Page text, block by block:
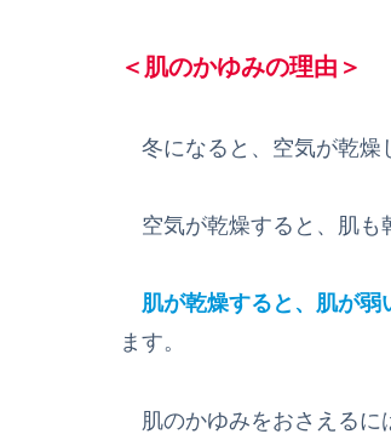
＜肌のかゆみの理由＞
冬になると、空気が乾燥
空気が乾燥すると、肌も
肌が乾燥すると、肌が弱
ます。
肌のかゆみをおさえるに